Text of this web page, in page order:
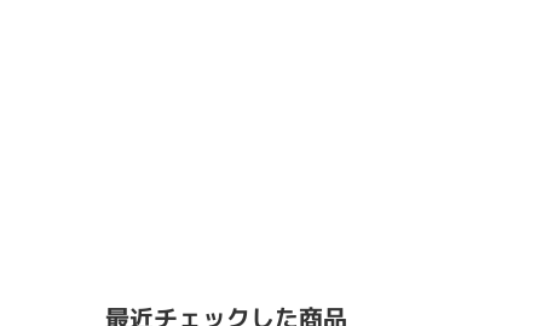
最近チェックした商品